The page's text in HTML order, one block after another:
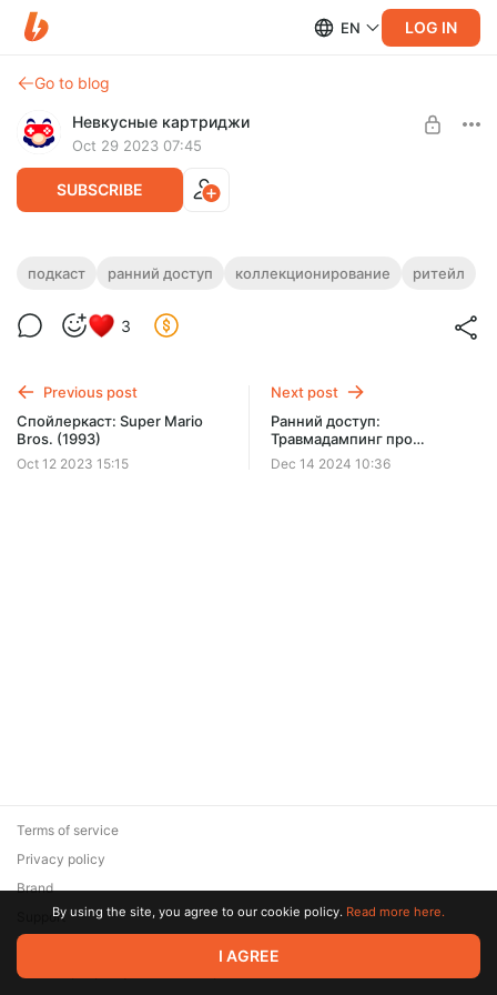
EN LOG IN
Go to blog
Невкусные картриджи
Oct 29 2023 07:45
SUBSCRIBE
Ранний доступ: Ритейл в РФ и коллекция
В гостях - менеджер игрового направления «М.Видео»,
подкаст ранний доступ коллекционирование ритейл
3
Previous post
Спойлеркаст: Super Mario
Bros. (1993)
Oct 12 2023 15:15
Next post
Ранний доступ:
Травмадампинг про
глянцевый пластик с Юрой:
история Wii U, часть 1
Dec 14 2024 10:36
© 2026 Zaya Solutions Limited. All rights reserved. All trademarks
are the property of their respective owners.
Terms of service
Privacy policy
Brand
SupportBy using the site, you agree to our cookie policy. Read more here.
I AGREE